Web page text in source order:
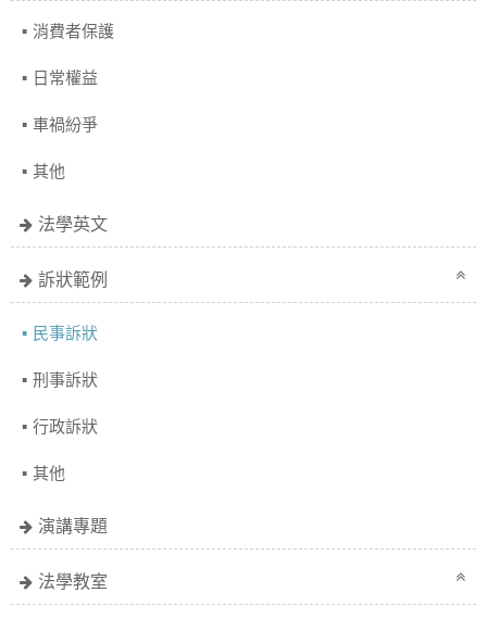
消費者保護
日常權益
車禍紛爭
其他
法學英文
訴狀範例
民事訴狀
刑事訴狀
行政訴狀
其他
演講專題
法學教室